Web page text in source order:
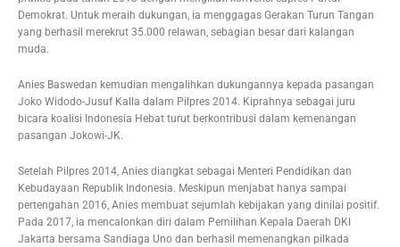
Demokrat. Untuk meraih dukungan, ia menggagas Gerakan Turun Tangan
yang berhasil merekrut 35.000 relawan, sebagian besar dari kalangan
muda.
Anies Baswedan kemudian mengalihkan dukungannya kepada pasangan
Joko Widodo-Jusuf Kalla dalam Pilpres 2014. Kiprahnya sebagai juru
bicara koalisi Indonesia Hebat turut berkontribusi dalam kemenangan
pasangan Jokowi-JK.
Setelah Pilpres 2014, Anies diangkat sebagai Menteri Pendidikan dan
Kebudayaan Republik Indonesia. Meskipun menjabat hanya sampai
pertengahan 2016, Anies membuat sejumlah kebijakan yang dinilai positif.
Pada 2017, ia mencalonkan diri dalam Pemilihan Kepala Daerah DKI
Jakarta bersama Sandiaga Uno dan berhasil memenangkan pilkada